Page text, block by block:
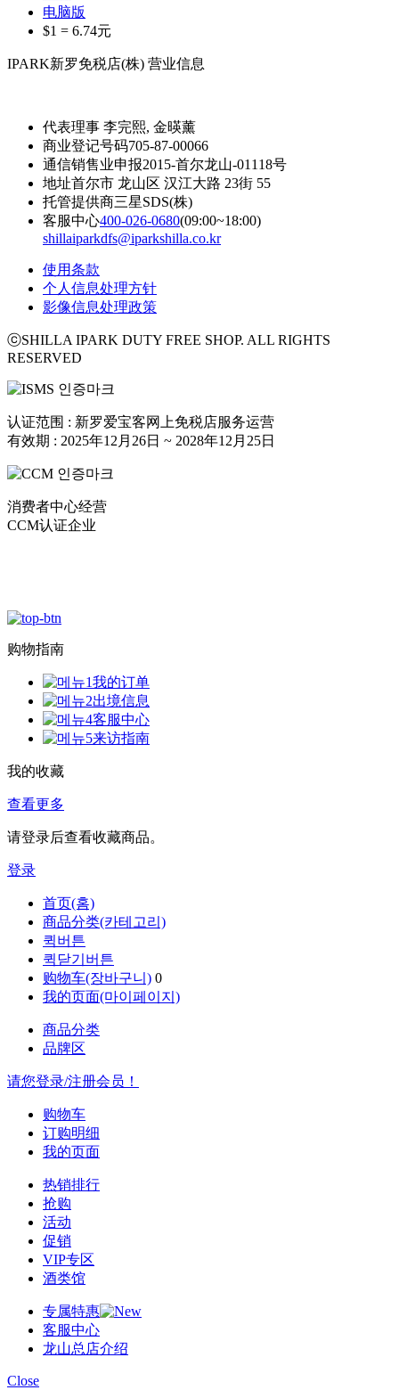
电脑版
$1 = 6.74元
IPARK新罗免税店(株) 营业信息
代表理事 李完熙, 金暎薰
商业登记号码705-87-00066
通信销售业申报2015-首尔龙山-01118号
地址首尔市 龙山区 汉江大路 23街 55
托管提供商三星SDS(株)
客服中心400-026-0680(09:00~18:00)
shillaiparkdfs@iparkshilla.co.kr
使用条款
个人信息处理方针
影像信息处理政策
ⓒSHILLA IPARK DUTY FREE SHOP. ALL RIGHTS
RESERVED
认证范围 : 新罗爱宝客网上免税店服务运营
有效期 : 2025年12月26日 ~ 2028年12月25日
消费者中心经营
CCM认证企业
购物指南
我的订单
出境信息
客服中心
来访指南
我的收藏
查看更多
请登录后查看收藏商品。
登录
首页(홈)
商品分类(카테고리)
퀵버튼
퀵닫기버튼
购物车(장바구니) 0
我的页面(마이페이지)
商品分类
品牌区
请您登录/注册会员！
购物车
订购明细
我的页面
热销排行
抢购
活动
促销
VIP专区
酒类馆
专属特惠
客服中心
龙山总店介绍
Close